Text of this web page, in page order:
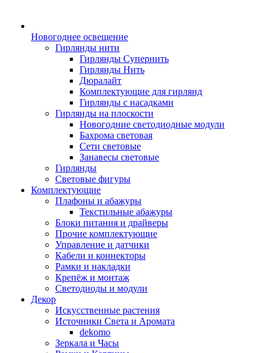
Новогоднее освещение
Гирлянды нити
Гирлянды Супернить
Гирлянды Нить
Дюралайт
Комплектующие для гирлянд
Гирлянды с насадками
Гирлянды на плоскости
Новогодние светодиодные модули
Бахрома световая
Сети световые
Занавесы световые
Гирлянды
Световые фигуры
Комплектующие
Плафоны и абажуры
Текстильные абажуры
Блоки питания и драйверы
Прочие комплектующие
Управление и датчики
Кабели и коннекторы
Рамки и накладки
Крепёж и монтаж
Светодиоды и модули
Декор
Искусственные растения
Источники Света и Аромата
dekomo
Зеркала и Часы